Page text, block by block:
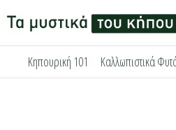
Κηπουρική 101 Καλλωπιστικά